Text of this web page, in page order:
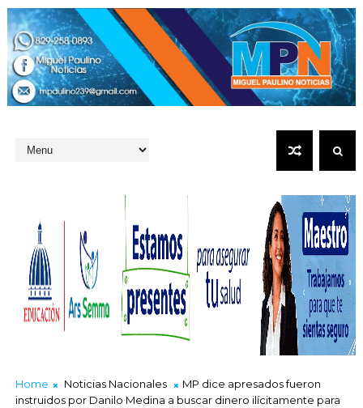
Home Noticias Nacionales
MP dice apresados fueron
instruidos por Danilo Medina a buscar dinero ilícitamente para